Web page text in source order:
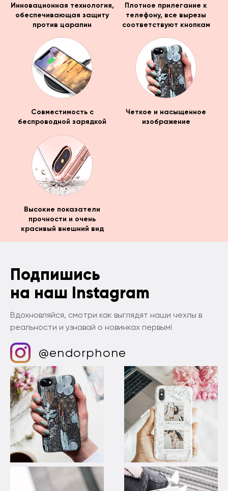
Инновационная технология,
обеспечивающая защиту
против царапин
Плотное прилегание к
телефону, все вырезы
соответствуют кнопкам
Совместимость с
беспроводной зарядкой
Четкое и насыщенное
изображение
Высокие показатели
прочности и очень
красивый внешний вид
Подпишись
на наш Instagram
Вдохновляйся, смотри как выглядят наши чехлы в
реальности и узнавай о новинках первым!
@endorphone